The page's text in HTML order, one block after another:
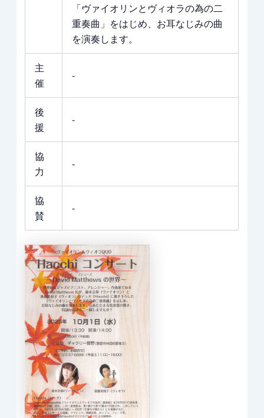
「ヴァイオリンとヴィオラの為の二
重奏曲」をはじめ、お耳なじみの曲
を演奏します。
主
催
‐
後
援
‐
協
力
‐
協
賛
‐